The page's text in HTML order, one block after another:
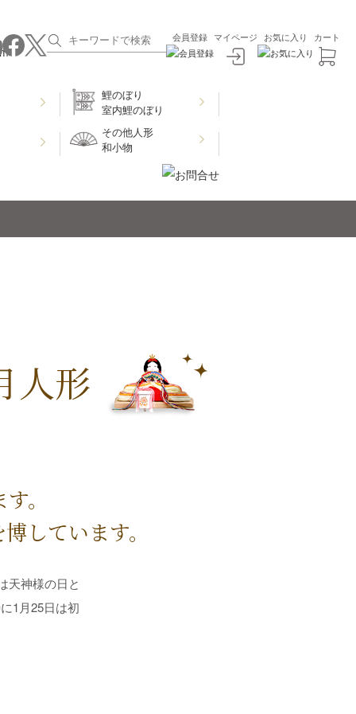
会員登録 マイページ お気に入り カート
鯉のぼり
室内鯉のぼり
その他人形
和小物
人形
。
しています。
天神様の日と
1月25日は初